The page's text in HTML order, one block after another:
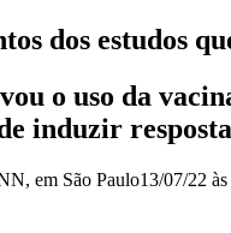
dos estudos
o uso da
induzir
, em São Paulo13/07/22